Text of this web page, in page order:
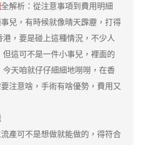
全解析：從注意事項到費用明細
兒，有時候就像晴天霹靂，打得
港，要是碰上這種情況，不少人
但這可不是一件小事兒，裡面的
今天咱就仔仔細細地嘮嘮，在香
注意啥，手術有啥優勢，費用又
可不是想做就能做的，得符合